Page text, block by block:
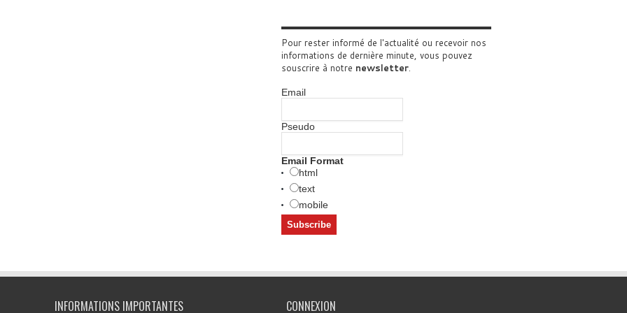
Pour rester informé de l'actualité ou recevoir nos
informations de dernière minute, vous pouvez
souscrire à notre newsletter.
Email
Pseudo
Email Format
html
text
mobile
INFORMATIONS IMPORTANTES CONNEXION